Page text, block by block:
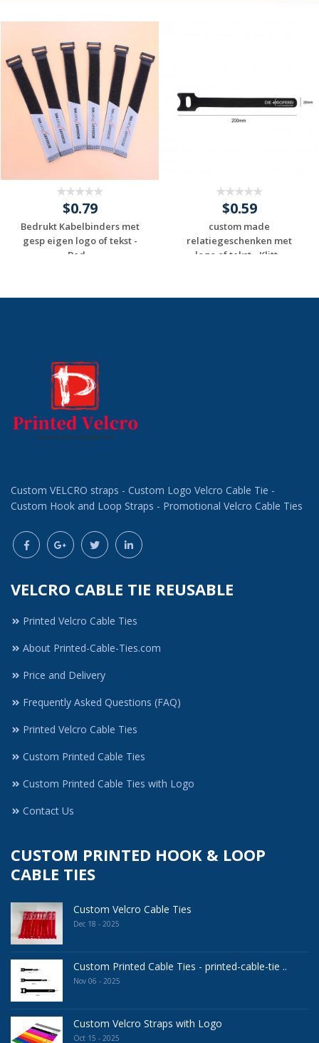
$0.79
Bedrukt Kabelbinders met
gesp eigen logo of tekst -
Bed...
$0.59
custom made
relatiegeschenken met
logo of tekst - Klitt...
Custom VELCRO straps - Custom Logo Velcro Cable Tie -
Custom Hook and Loop Straps - Promotional Velcro Cable Ties
VELCRO CABLE TIE REUSABLE
Printed Velcro Cable Ties
About Printed-Cable-Ties.com
Price and Delivery
Frequently Asked Questions (FAQ)
Printed Velcro Cable Ties
Custom Printed Cable Ties
Custom Printed Cable Ties with Logo
Contact Us
CUSTOM PRINTED HOOK & LOOP
CABLE TIES
Custom Velcro Cable Ties
Dec 18 - 2025
Custom Printed Cable Ties - printed-cable-tie ..
Nov 06 - 2025
Custom Velcro Straps with Logo
Oct 15 - 2025